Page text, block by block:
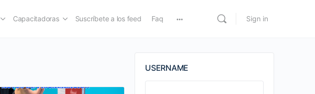
Capacitadoras Suscríbete a los feed Faq Sign in
USERNAME